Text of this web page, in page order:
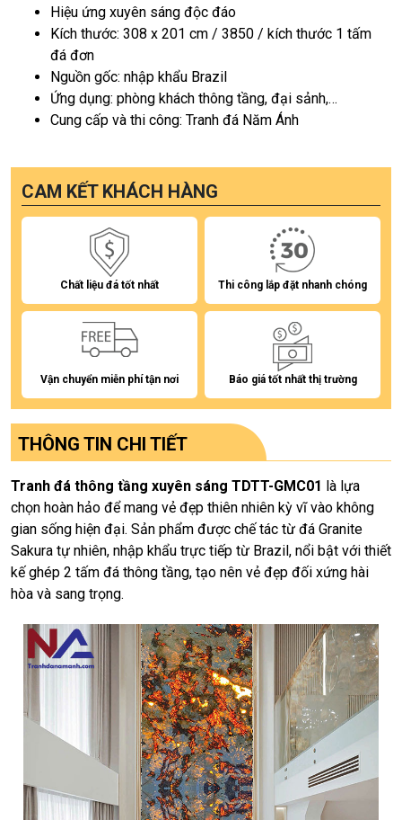
Hiệu ứng xuyên sáng độc đáo
Kích thước: 308 x 201 cm / 3850 / kích thước 1 tấm
đá đơn
Nguồn gốc: nhập khẩu Brazil
Ứng dụng: phòng khách thông tầng, đại sảnh,…
Cung cấp và thi công: Tranh đá Năm Ánh
CAM KẾT KHÁCH HÀNG
Chất liệu đá tốt nhất Thi công lắp đặt nhanh chóng
Vận chuyển miễn phí tận nơi Báo giá tốt nhất thị trường
THÔNG TIN CHI TIẾT
Tranh đá thông tầng xuyên sáng TDTT-GMC01 là lựa
chọn hoàn hảo để mang vẻ đẹp thiên nhiên kỳ vĩ vào không
gian sống hiện đại. Sản phẩm được chế tác từ đá Granite
Sakura tự nhiên, nhập khẩu trực tiếp từ Brazil, nổi bật với thiết
kế ghép 2 tấm đá thông tầng, tạo nên vẻ đẹp đối xứng hài
hòa và sang trọng.